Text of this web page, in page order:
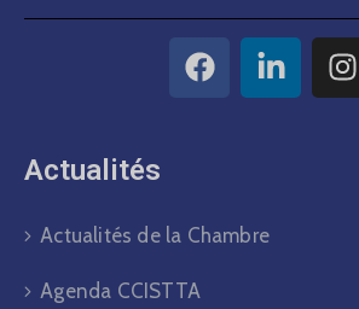
Actualités​
Actualités de la Chambre
Agenda CCISTTA